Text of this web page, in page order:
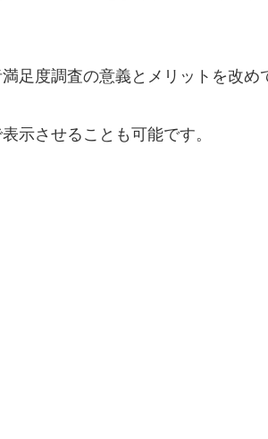
足度調査の意義とメリットを改め
示させることも可能です。